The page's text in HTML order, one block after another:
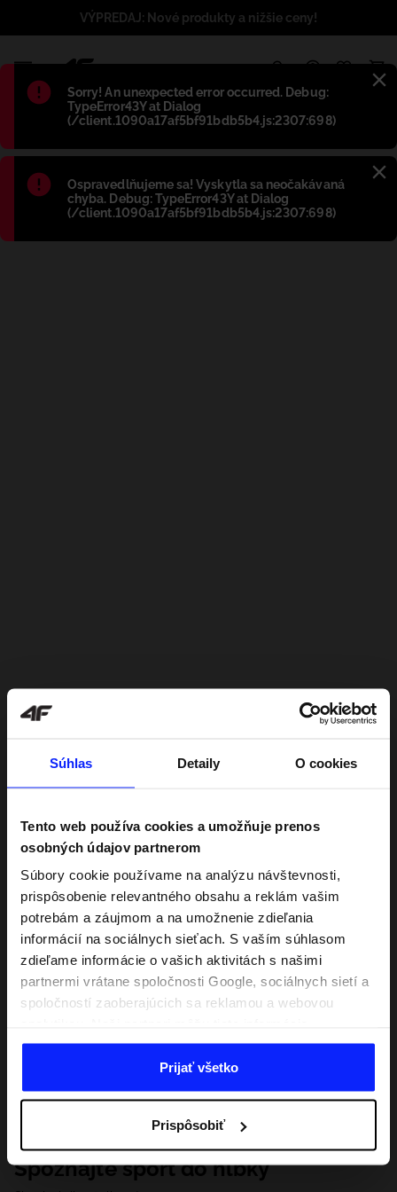
Súhlas Detaily O cookies
Tento web používa cookies a umožňuje prenos
osobných údajov partnerom
Súbory cookie používame na analýzu návštevnosti,
prispôsobenie relevantného obsahu a reklám vašim
potrebám a záujmom a na umožnenie zdieľania
informácií na sociálnych sieťach. S vaším súhlasom
zdieľame informácie o vašich aktivitách s našimi
partnermi vrátane spoločnosti Google, sociálnych sietí a
spoločností zaoberajúcich sa reklamou a webovou
kombinovať s inými, ktoré poskytnete mimo tejto
webovej stránky, ako aj s údajmi, ktoré získajú v
dôsledku vášho používania ich služieb. S vaším
našim partnerom, aby sme zacielili a zlepšili spôsob
zobrazovania online reklamy, vykonali analytický
prieskum, upravili obsah a zlepšili riešenia ponúkané
Prijať všetko
Prispôsobiť
Błąd:
Sorry! An unexpected error occurred. Debug:
TypeError43Y at Dialog
(/client.1090a17af5bf91bdb5b4.js:2307:698)
Błąd:
Ospravedlňujeme sa! Vyskytla sa neočakávaná
chyba. Debug: TypeError43Y at Dialog
(/client.1090a17af5bf91bdb5b4.js:2307:698)
VÝPREDAJ: Nové produkty a nižšie ceny!
Spoznajte šport do hĺbky